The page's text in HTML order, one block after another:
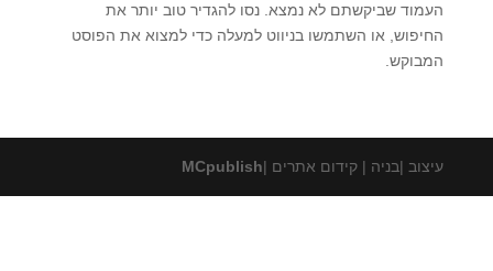
העמוד שביקשתם לא נמצא. נסו להגדיר טוב יותר את
החיפוש, או השתמשו בניווט למעלה כדי למצוא את הפוסט
המבוקש.
עיצוב |בניה | קידום אתרים |MCpublish